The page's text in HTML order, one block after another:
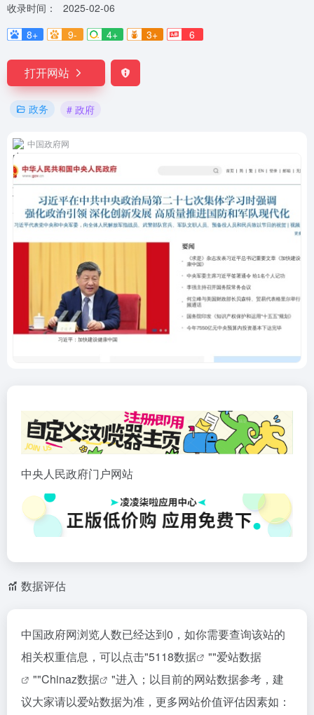
收录时间：
2025-02-06
8+
9- 4+ 3+ 6
打开网站
政务 # 政府
中国政府网
中央人民政府门户网站
数据评估
中国政府网浏览人数已经达到0，如你需要查询该站的
相关权重信息，可以点击"5118数据 ""爱站数据
""Chinaz数据
"进入；以目前的网站数据参考，建
议大家请以爱站数据为准，更多网站价值评估因素如：